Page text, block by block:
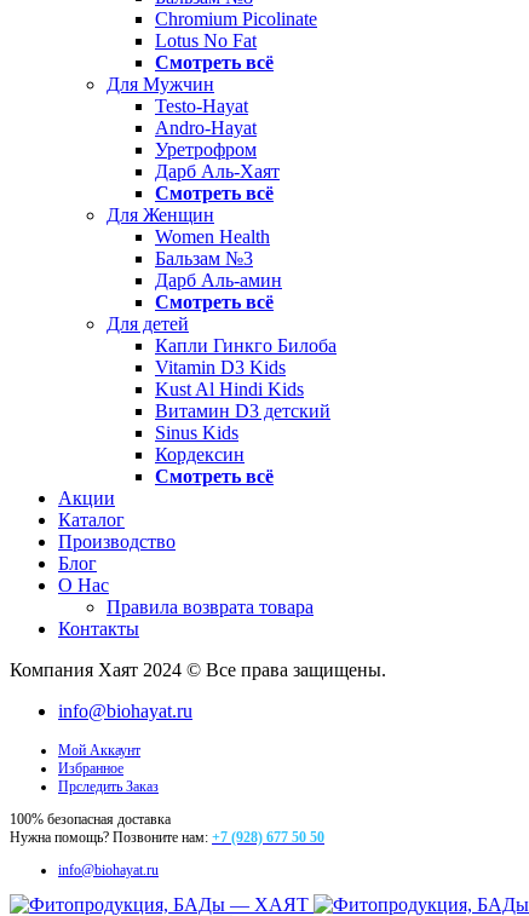
Chromium Picolinate
Lotus No Fat
Смотреть всё
Для Мужчин
Testo-Hayat
Andro-Hayat
Уретрофром
Дарб Аль-Хаят
Смотреть всё
Для Женщин
Women Health
Бальзам №3
Дарб Аль-амин
Смотреть всё
Для детей
Капли Гинкго Билоба
Vitamin D3 Kids
Kust Al Hindi Kids
Витамин D3 детский
Sinus Kids
Кордексин
Смотреть всё
Акции
Каталог
Производство
Блог
О Нас
Правила возврата товара
Контакты
Компания Хаят 2024 © Все права защищены.
info@biohayat.ru
Мой Аккаунт
Избранное
Прследить Заказ
100% безопасная доставка
Нужна помощь? Позвоните нам: +7 (928) 677 50 50
info@biohayat.ru